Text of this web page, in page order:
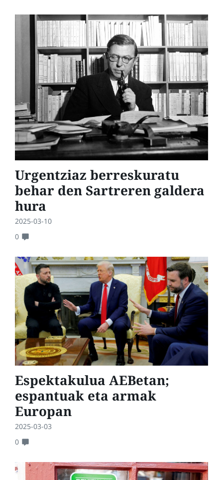
Urgentziaz berreskuratu
behar den Sartreren galdera
hura
2025-03-10
0
Espektakulua AEBetan;
espantuak eta armak
Europan
2025-03-03
0